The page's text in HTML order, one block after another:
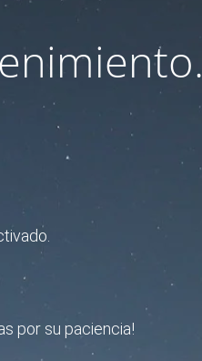
por su paciencia!